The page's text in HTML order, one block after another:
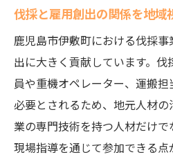
伐採費用と税活用で
伐採現場での森林税
伐採作業現場で感じる人
伐採現場で直面する
伐採作業に必要な資
伐採作業員の育成が
伐採と雇用創出の関係を地域
鹿児島市伊敷町における伐採
出に大きく貢献しています。
員や重機オペレーター、運搬
必要とされるため、地元人材
業の専門技術を持つ人材だけ
現場指導を通じて参加できる点